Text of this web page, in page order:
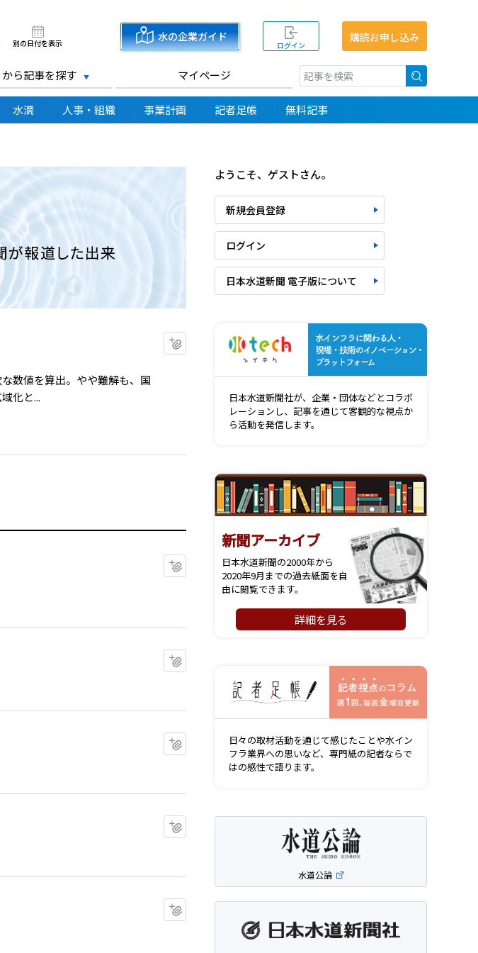
別の日付を表示 水の企業ガイド
ログイン
購読お申し込み
ら記事を探す マイページ
水滴 人事・組織 事業計画 記者足帳 無料記事
数値を算出。やや難解も、国
化と...
マイクリップに追加
マイクリップに追加
マイクリップに追加
マイクリップに追加
ようこそ、ゲストさん。
新規会員登録
ログイン
日本水道新聞 電子版について
日本水道新聞社が、企業・団体などとコラボ
レーションし、記事を通じて客観的な視点か
ら活動を発信します。
新聞アーカイブ
日本水道新聞の2000年から
2020年9月までの過去紙面を自
由に閲覧できます。
詳細を見る
日々の取材活動を通じて感じたことや水イン
フラ業界への思いなど、専門紙の記者ならで
はの感性で語ります。
水道公論